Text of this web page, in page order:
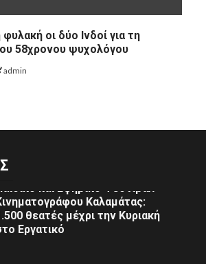
οι δύο Ινδοί για τη
58χρονου ψυχολόγου
admin
Γ. Θεοδωρόπουλος:
από τη Μεγάλη
και Εφηβικό Φεστιβάλ
Καλαμάτας:
θεατές μέχρι την Κυριακή
Εργατικό